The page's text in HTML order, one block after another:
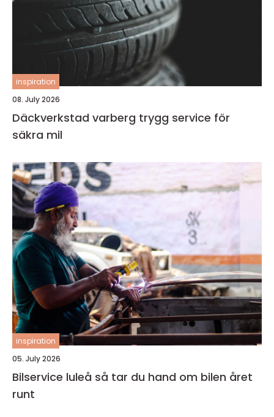
inspiration
08. July 2026
Däckverkstad varberg trygg service för
säkra mil
inspiration
05. July 2026
Bilservice luleå så tar du hand om bilen året
runt